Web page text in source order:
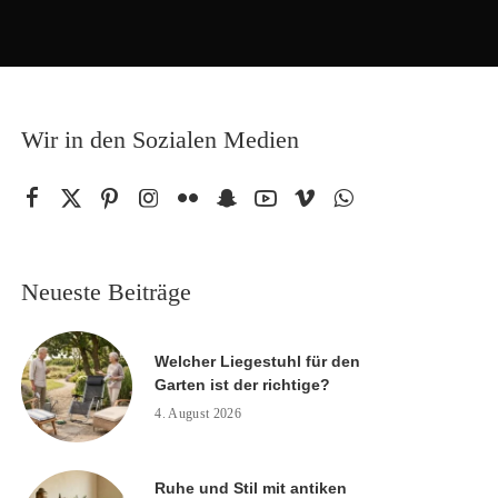
Wir in den Sozialen Medien
Neueste Beiträge
Welcher Liegestuhl für den
Garten ist der richtige?
4. August 2026
Ruhe und Stil mit antiken